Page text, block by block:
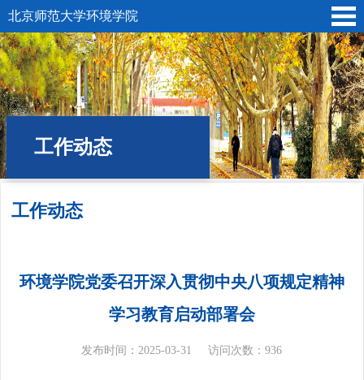
北京师范大学环境学院
工作动态
工作动态
位置: 首页 » 党建工会 » 分党委 » 工作动态
环境学院党委召开深入贯彻中央八项规定精神
学习教育启动部署会
发布时间：2025-03-31 访问次数：936